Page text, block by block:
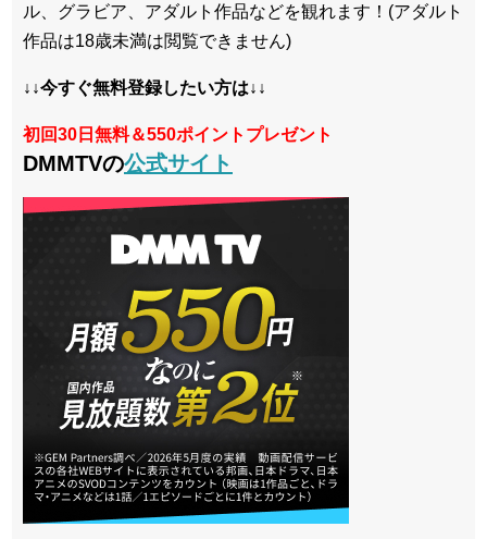
ル、グラビア、アダルト作品などを観れます！(アダルト
作品は18歳未満は閲覧できません)
↓↓今すぐ無料登録したい方は↓↓
初回30日無料＆550ポイントプレゼント
DMMTVの公式サイト